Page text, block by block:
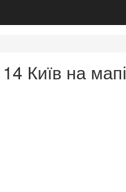
Київ на мапі